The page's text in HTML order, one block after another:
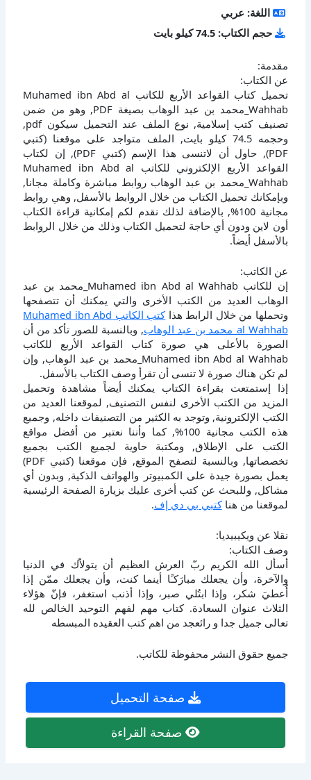
اللغة: عربي
حجم الكتاب: 74.5 كيلو بايت
مقدمة:
عن الكتاب:
تحميل كتاب القواعد الأربع للكاتب Muhamed ibn Abd al
Wahhab_محمد بن عبد الوهاب بصيغة PDF, وهو من ضمن
تصنيف كتب إسلامية, نوع الملف عند التحميل سيكون pdf,
وحجمه 74.5 كيلو بايت, الملف متواجد على موقعنا (كتبي
PDF), حاول أن لاتنسى هذا الإسم (كتبي PDF), إن لكتاب
القواعد الأربع الإلكتروني للكاتب Muhamed ibn Abd al
Wahhab_محمد بن عبد الوهاب روابط مباشرة وكاملة مجانا,
وبإمكانك تحميل الكتاب من خلال الروابط بالأسفل, وهي روابط
مجانية 100%, بالإضافة لذلك نقدم لكم إمكانية قراءة الكتاب
أون لاين ودون أي حاجة لتحميل الكتاب وذلك من خلال الروابط
بالأسفل أيضاً.
عن الكاتب:
إن للكاتب Muhamed ibn Abd al Wahhab_محمد بن عبد
الوهاب العديد من الكتب الأخرى والتي يمكنك أن تتصفحها
وتحملها من خلال الرابط هذا
كتب الكاتب Muhamed ibn Abd
al Wahhab_محمد بن عبد الوهاب
, وبالنسبة للصور تأكد من أن
الصورة بالأعلى هي صورة كتاب القواعد الأربع للكاتب
Muhamed ibn Abd al Wahhab_محمد بن عبد الوهاب, وإن
لم تكن هناك صورة لا تنسى أن تقرأ وصف الكتاب بالأسفل.
إذا إستمتعت بقراءة الكتاب يمكنك أيضاً مشاهدة وتحميل
المزيد من الكتب الأخرى لنفس التصنيف, لموقعنا العديد من
الكتب الإلكترونية, وتوجد به الكثير من التصنيفات داخله, وجميع
هذه الكتب مجانية 100%, كما وأننا نعتبر من أفضل مواقع
الكتب على الإطلاق, ومكتبة حاوية لجميع الكتب بجميع
تخصصاتها, وبالنسبة لتصفح الموقع, فإن موقعنا (كتبي PDF)
يعمل بصورة جيدة على الكمبيوتر والهواتف الذكية, وبدون أي
مشاكل, وللبحث عن كتب أخرى عليك بزيارة الصفحة الرئيسية
لموقعنا من هناكتبي بي دي إف.
نقلا عن ويكيبيديا:
وصف الكتاب:
أسأل الله الكريم ربّ العرش العظيم أن يتولاّك في الدنيا
والآخرة، وأن يجعلك مبارَكـًا أينما كنت، وأن يجعلك ممّن إذا
أُعطيَ شكر، وإذا ابتُلي صبر، وإذا أذنب استغفر، فإنّ هؤلاء
الثلاث عنوان السعادة. كتاب مهم لفهم التوحيد الخالص لله
تعالى جميل جدا و رائعجد من اهم كتب العقيده المبسطه
جميع حقوق النشر محفوظة للكاتب.
صفحة التحميل
صفحة القراءة